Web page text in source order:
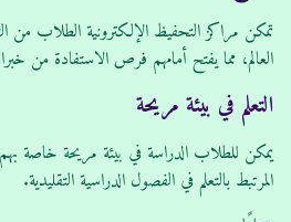
تمكن مراكز التحفيظ الإلكترونية الطلاب من
العالم، مما يفتح أمامهم فرص الاستفادة من
التعلم في بيئة مريحة
يمكن للطلاب الدراسة في بيئة مريحة خاصة
المرتبط بالتعلم في الفصول الدراسية التقليدية.